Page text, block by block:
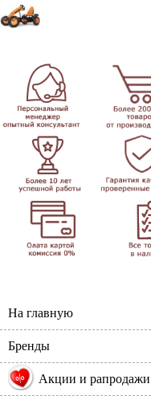
На главную
Бренды
% Акции и рапродажи